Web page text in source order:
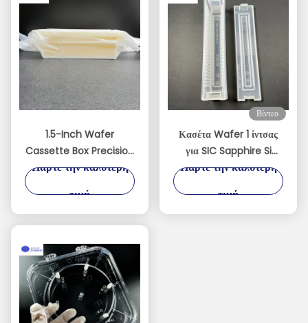
1.5-Inch Wafer
Cassette Box Precision
Storage Solution for
Πάρτε την καλύτερη
τιμή
Βίντεο
Κασέτα Wafer 1 ίντσας
για SIC Sapphire Si
wafer
Πάρτε την καλύτερη
τιμή